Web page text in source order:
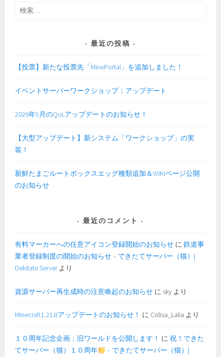
検
最近の投稿
【投票】新たな投票先「MinePortal」を追加しました！
イベントサーバーワークショップ：アップデート
2026年5月のQoLアップデートのお知らせ！
【大型アップデート】新システム「ワークショップ」の実
装！
新鮮たまごルートボックスエッグ種類追加＆WIKIページ公開
のお知らせ
最近のコメント
有料マーカーへの任意アイコン登録開始のお知らせ に鉄道事
業者登録制度の開始のお知らせ – できたてサーバー（猫）|
Dekitate Serverより
資源サーバー再生成時の注意喚起のお知らせ に sky より
Minecraft1.21.8アップデートのお知らせ！ に Colisa_Lalia より
１０周年記念企画：旧ワールドを公開します！ に祝！できた
てサーバー（猫）１０周年
– できたてサーバー（猫）|